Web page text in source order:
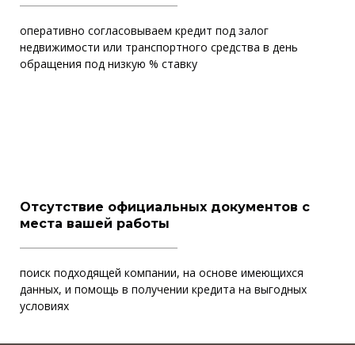
оперативно согласовываем кредит под залог
недвижимости или транспортного средства в день
обращения под низкую % ставку
Отсутствие официальных документов с
места вашей работы
поиск подходящей компании, на основе имеющихся
данных, и помощь в получении кредита на выгодных
условиях